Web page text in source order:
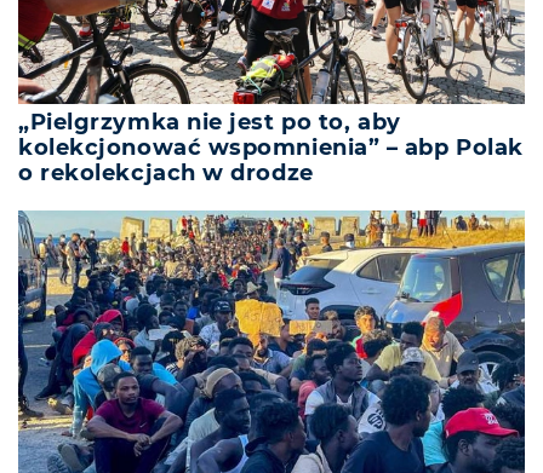
„Pielgrzymka nie jest po to, aby
kolekcjonować wspomnienia” – abp Polak
o rekolekcjach w drodze